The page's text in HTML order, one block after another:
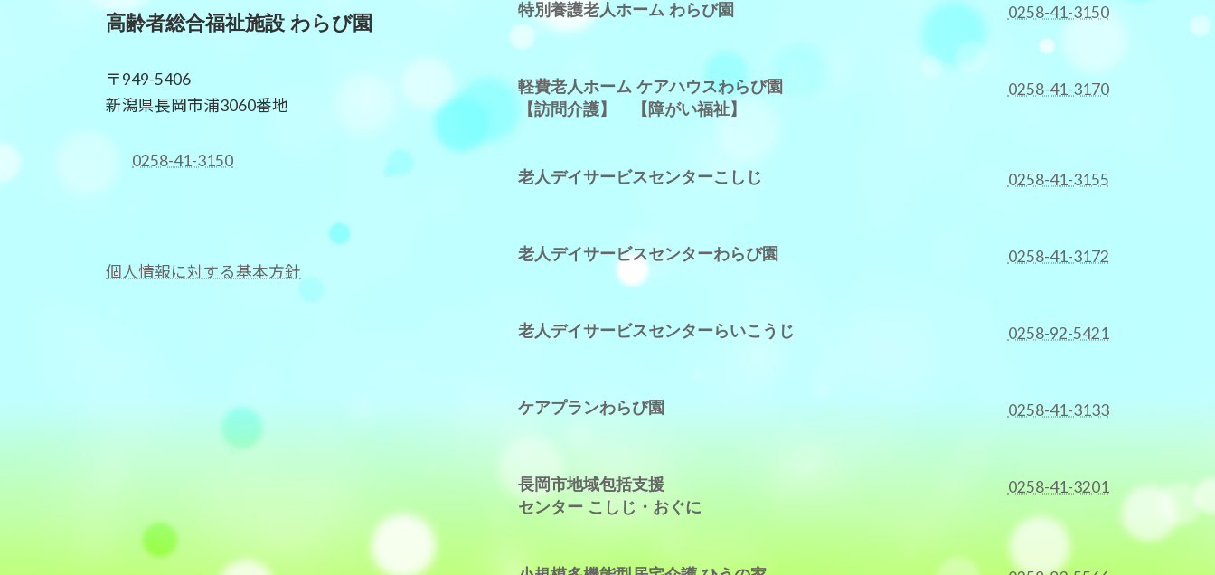
高齢者総合福祉施設 わらび園
〒949-5406
新潟県長岡市浦3060番地
0258-41-3150
個人情報に対する基本方針
特別養護老人ホーム わらび園 0258-41-3150
軽費老人ホーム ケアハウスわらび園
【訪問介護】
【障がい福祉】
0258-41-3170
老人デイサービスセンターこしじ 0258-41-3155
老人デイサービスセンターわらび園 0258-41-3172
老人デイサービスセンターらいこうじ 0258-92-5421
ケアプランわらび園 0258-41-3133
長岡市地域包括支援
センター こしじ・おぐに
0258-41-3201